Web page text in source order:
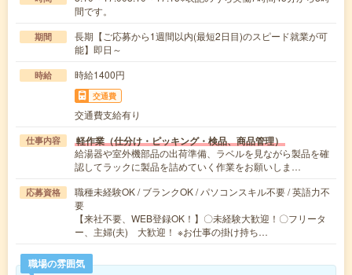
間です。
期間
長期【ご応募から1週間以内(最短2日目)のスピード就業が可
能】即日～
時給 時給1400円
交通費
交通費支給有り
仕事内容 軽作業（仕分け・ピッキング・検品、商品管理）
給湯器や室外機部品の出荷準備、ラベルを見ながら製品を確
認してラックに製品を詰めていく作業をお願いしま…
応募資格
職種未経験OK / ブランクOK / パソコンスキル不要 / 英語力不
要
【来社不要、WEB登録OK！】〇未経験大歓迎！〇フリータ
ー、主婦(夫) 大歓迎！ ※お仕事の掛け持ち…
職場の雰囲気